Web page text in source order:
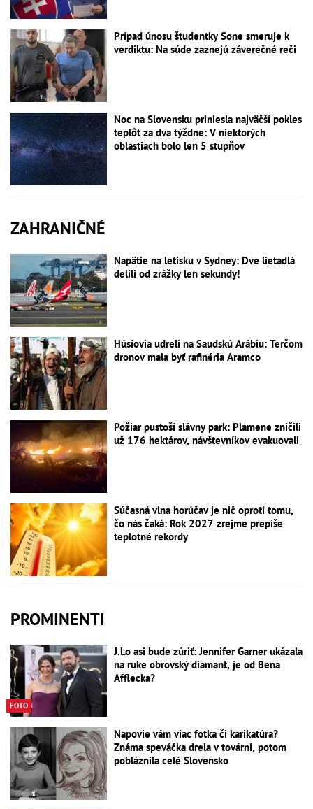
Prípad únosu študentky Sone smeruje k
verdiktu: Na súde zaznejú záverečné reči
Noc na Slovensku priniesla najväčší pokles
teplôt za dva týždne: V niektorých
oblastiach bolo len 5 stupňov
ZAHRANIČNÉ
Napätie na letisku v Sydney: Dve lietadlá
delili od zrážky len sekundy!
Húsíovia udreli na Saudskú Arábiu: Terčom
dronov mala byť rafinéria Aramco
Požiar pustoší slávny park: Plamene zničili
už 176 hektárov, návštevníkov evakuovali
Súčasná vlna horúčav je nič oproti tomu,
čo nás čaká: Rok 2027 zrejme prepíše
teplotné rekordy
PROMINENTI
FOTO
J.Lo asi bude zúriť: Jennifer Garner ukázala
na ruke obrovský diamant, je od Bena
Afflecka?
Napovie vám viac fotka či karikatúra?
Známa speváčka drela v továrni, potom
pobláznila celé Slovensko